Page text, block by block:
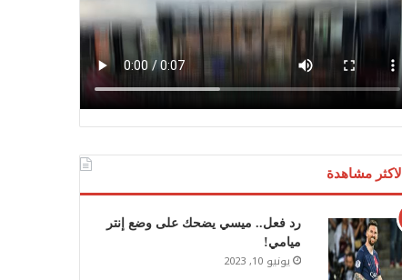
الاكثر مشاهدة
رد فعل.. ميسي يضحك على وضع إنتر
ميامي!
يونيو 10, 2023